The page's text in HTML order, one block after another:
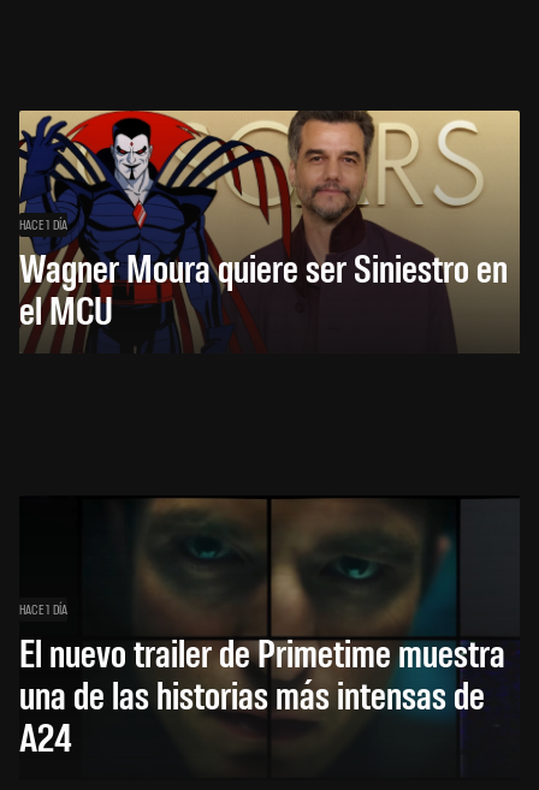
HACE 1 DÍA
Wagner Moura quiere ser Siniestro en
el MCU
HACE 1 DÍA
El nuevo trailer de Primetime muestra
una de las historias más intensas de
A24